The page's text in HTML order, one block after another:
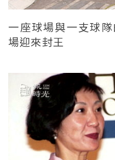
一座球場與一支球
場迎來封王